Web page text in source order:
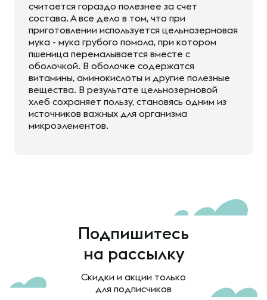
считается гораздо полезнее за счет
состава. А все дело в том, что при
приготовлении используется цельнозерновая
мука - мука грубого помола, при котором
пшеница перемалывается вместе с
оболочкой. В оболочке содержатся
витамины, аминокислоты и другие полезные
вещества. В результате цельнозерновой
хлеб сохраняет пользу, становясь одним из
источников важных для организма
микроэлементов.
Подпишитесь
на рассылку
Скидки и акции только
для подписчиков